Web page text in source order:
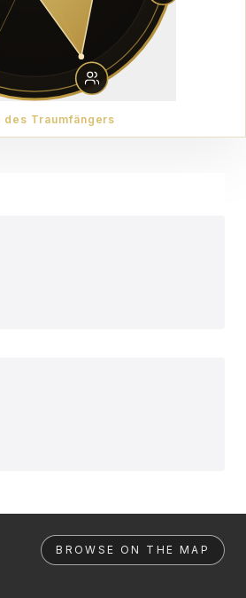
des Traumfängers
BROWSE ON THE MAP